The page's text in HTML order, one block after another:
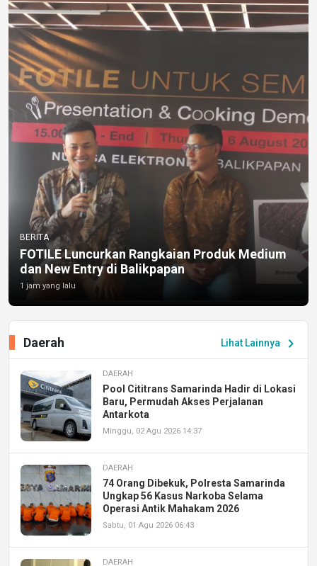
BERITA
FOTILE Luncurkan Rangkaian Produk Medium
dan New Entry di Balikpapan
1 jam yang lalu
Lihat Lainnya chevron_right
Daerah
DAERAH
Pool Cititrans Samarinda Hadir di Lokasi
Baru, Permudah Akses Perjalanan
Antarkota
Minggu, 02 Agu 2026 14:37
DAERAH
74 Orang Dibekuk, Polresta Samarinda
Ungkap 56 Kasus Narkoba Selama
Operasi Antik Mahakam 2026
Sabtu, 01 Agu 2026 06:43
DAERAH